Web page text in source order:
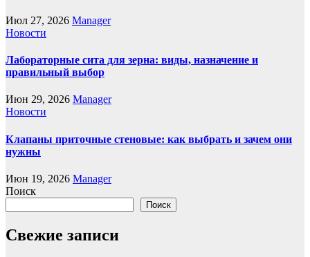
Июл 27, 2026 Manager
Новости
Лабораторные сита для зерна: виды, назначение и
правильный выбор
Июн 29, 2026 Manager
Новости
Клапаны приточные стеновые: как выбрать и зачем они
нужны
Июн 19, 2026 Manager
Поиск
Поиск
Свежие записи